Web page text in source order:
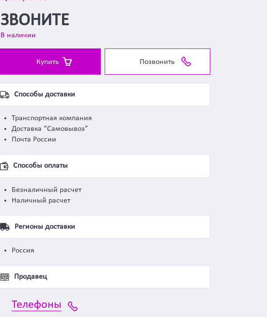
ЗВОНИТЕ
В наличии
Купить Позвонить
Способы доставки
Транспортная компания
Доставка “Самовывоз”
Почта России
Способы оплаты
Безналичный расчет
Наличный расчет
Регионы доставки
Россия
Продавец
Телефоны